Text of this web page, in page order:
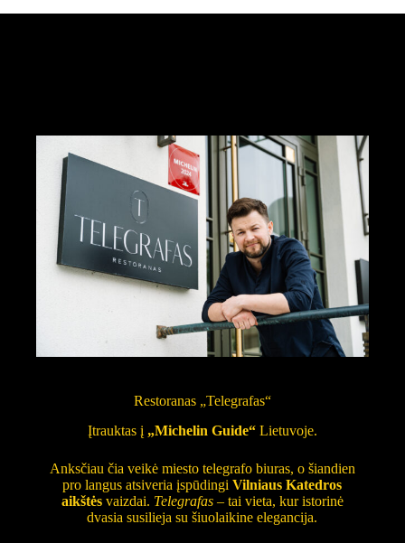
Restoranas „Telegrafas“
Įtrauktas į „Michelin Guide“Lietuvoje.
Anksčiau čia veikė miesto telegrafo biuras, o šiandien
pro langus atsiveria įspūdingiVilniaus Katedros
aikštėsvaizdai. Telegrafas– tai vieta, kur istorinė
dvasia susilieja su šiuolaikine elegancija.